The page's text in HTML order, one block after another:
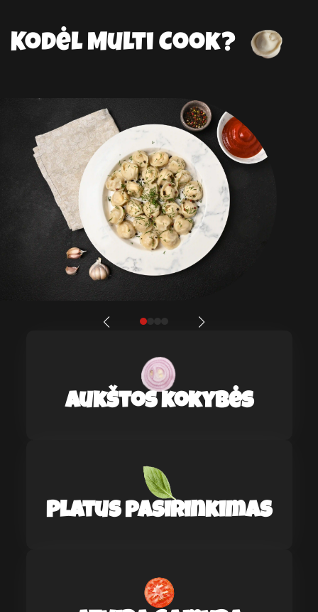
Kodėl Multi Cook?
Aukštos kokybės
Platus pasirinkimas